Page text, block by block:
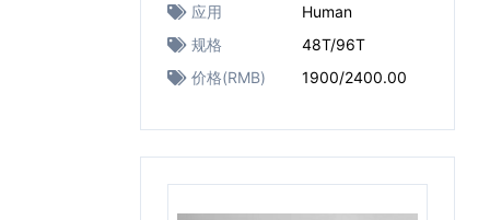
应用
Human
规格
48T/96T
价格(RMB)
1900/2400.00